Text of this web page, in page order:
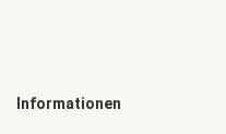
Informationen